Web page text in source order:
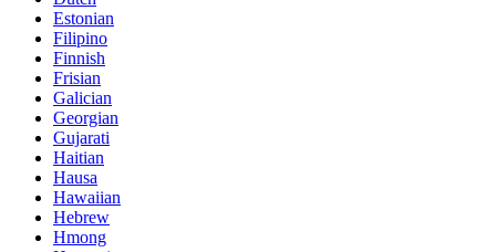
Estonian
Filipino
Finnish
Frisian
Galician
Georgian
Gujarati
Haitian
Hausa
Hawaiian
Hebrew
Hmong